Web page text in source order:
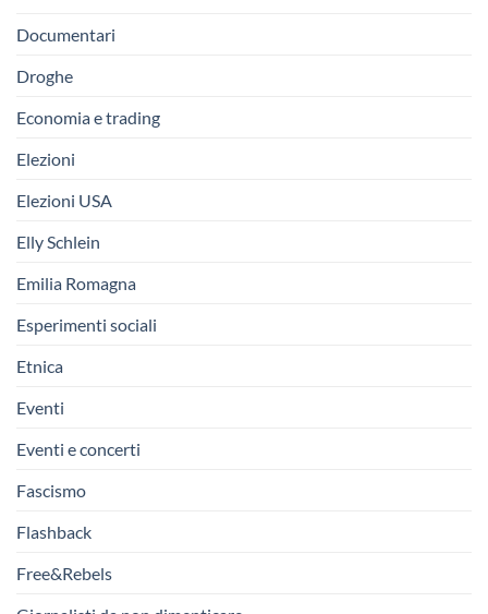
Documentari
Droghe
Economia e trading
Elezioni
Elezioni USA
Elly Schlein
Emilia Romagna
Esperimenti sociali
Etnica
Eventi
Eventi e concerti
Fascismo
Flashback
Free&Rebels